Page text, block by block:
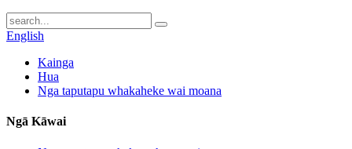
English
Kainga
Hua
Nga taputapu whakaheke wai moana
Ngā Kāwai